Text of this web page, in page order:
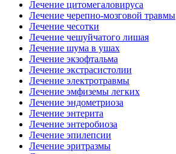
Лечение цитомегаловируса
Лечение черепно-мозговой травмы
Лечение чесотки
Лечение чешуйчатого лишая
Лечение шума в ушах
Лечение экзофтальма
Лечение экстрасистолии
Лечение электротравмы
Лечение эмфиземы легких
Лечение эндометриоза
Лечение энтерита
Лечение энтеробиоза
Лечение эпилепсии
Лечение эритразмы